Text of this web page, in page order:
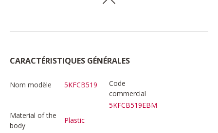
CARACTÉRISTIQUES GÉNÉRALES
Nom modèle 5KFCB519
Code
commercial
5KFCB519EBM
Material of the
body
Plastic